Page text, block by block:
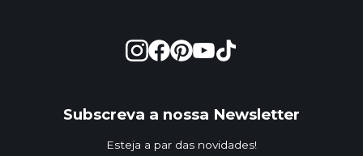
Subscreva a nossa Newsletter
Esteja a par das novidades!